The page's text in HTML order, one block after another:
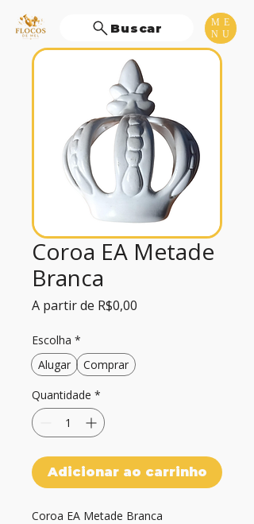
ME
NU
Buscar
Coroa EA Metade
Branca
A partir de R$0,00
Escolha *
Alugar
Comprar
Quantidade *
Adicionar ao carrinho
Coroa EA Metade Branca